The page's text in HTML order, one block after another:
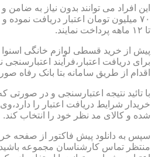
این افراد می توانند بدون نیاز به ضامن
تا ۱۲ ماهه پرداخت نمایند.
پیش از خرید قسطی لوازم خانگی اسنوا
برای دریافت اعتبار،فرآیند
اقدام از طریق سامانه بتا بانک رفاه
با تائید نتیجه اعتبارسنجی و در صورتی
خریدار شرایط دریافت اعتبار را
شده و کالای مد نظر خود را انتخاب کند.
سپس به دانلود پیش فاکتور از صفحه
منتظر تماس کارشناسان مجموعه